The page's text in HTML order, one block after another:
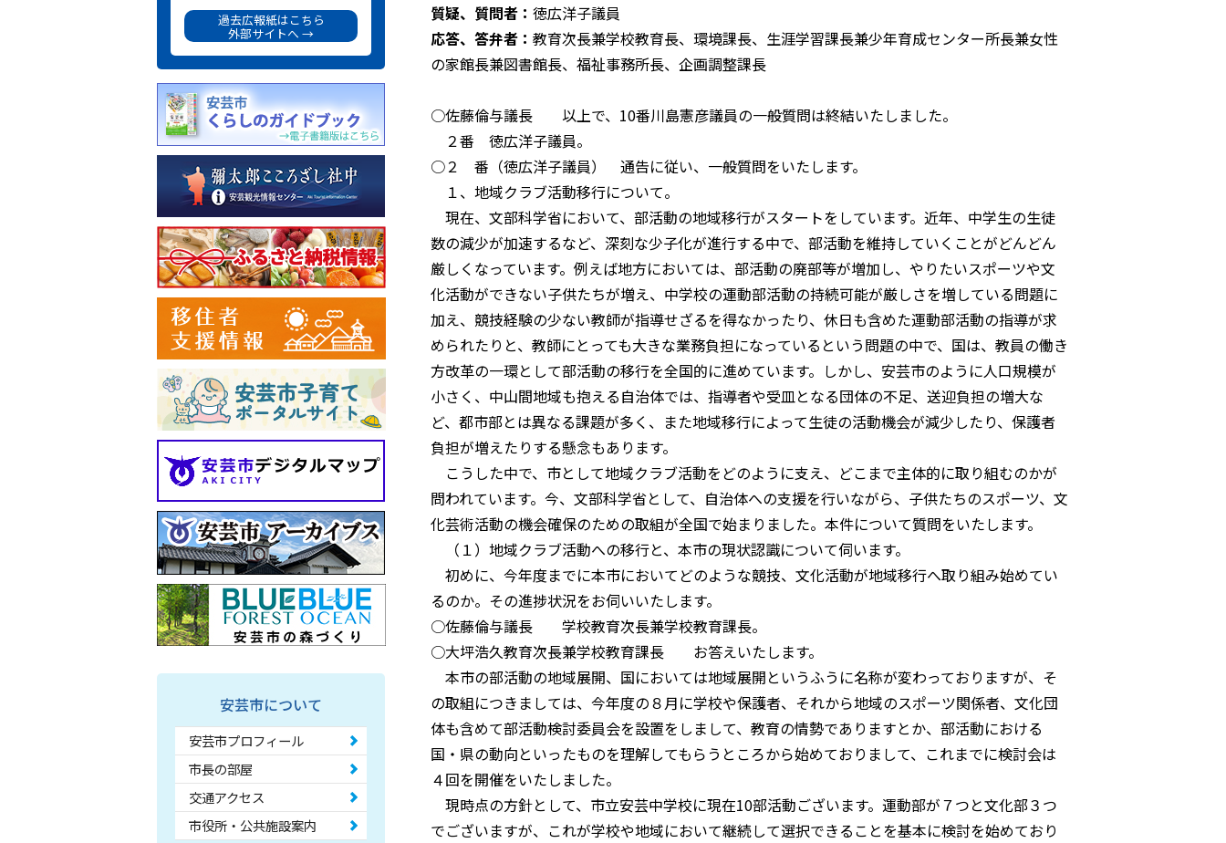
質疑、質問者： 徳広洋子議員
応答、答弁者： 教育次長兼学校教育長、環境課長、生涯学習課長兼少年育成センター所長兼女性
の家館長兼図書館長、福祉事務所長、企画調整課長
○佐藤倫与議長 以上で、10番川島憲彦議員の一般質問は終結いたしました。
２番 徳広洋子議員。
○２ 番（徳広洋子議員） 通告に従い、一般質問をいたします。
１、地域クラブ活動移行について。
現在、文部科学省において、部活動の地域移行がスタートをしています。近年、中学生の生徒
数の減少が加速するなど、深刻な少子化が進行する中で、部活動を維持していくことがどんどん
厳しくなっています。例えば地方においては、部活動の廃部等が増加し、やりたいスポーツや文
化活動ができない子供たちが増え、中学校の運動部活動の持続可能が厳しさを増している問題に
加え、競技経験の少ない教師が指導せざるを得なかったり、休日も含めた運動部活動の指導が求
められたりと、教師にとっても大きな業務負担になっているという問題の中で、国は、教員の働き
方改革の一環として部活動の移行を全国的に進めています。しかし、安芸市のように人口規模が
小さく、中山間地域も抱える自治体では、指導者や受皿となる団体の不足、送迎負担の増大な
ど、都市部とは異なる課題が多く、また地域移行によって生徒の活動機会が減少したり、保護者
負担が増えたりする懸念もあります。
こうした中で、市として地域クラブ活動をどのように支え、どこまで主体的に取り組むのかが
問われています。今、文部科学省として、自治体への支援を行いながら、子供たちのスポーツ、文
化芸術活動の機会確保のための取組が全国で始まりました。本件について質問をいたします。
（１）地域クラブ活動への移行と、本市の現状認識について伺います。
初めに、今年度までに本市においてどのような競技、文化活動が地域移行へ取り組み始めてい
るのか。その進捗状況をお伺いいたします。
○佐藤倫与議長 学校教育次長兼学校教育課長。
○大坪浩久教育次長兼学校教育課長 お答えいたします。
本市の部活動の地域展開、国においては地域展開というふうに名称が変わっておりますが、そ
の取組につきましては、今年度の８月に学校や保護者、それから地域のスポーツ関係者、文化団
体も含めて部活動検討委員会を設置をしまして、教育の情勢でありますとか、部活動における
国・県の動向といったものを理解してもらうところから始めておりまして、これまでに検討会は
４回を開催をいたしました。
現時点の方針として、市立安芸中学校に現在10部活動ございます。運動部が７つと文化部３つ
でございますが、これが学校や地域において継続して選択できることを基本に検討を始めており
過去広報紙はこちら
外部サイトへ →
安芸市について
安芸市プロフィール
市長の部屋
交通アクセス
市役所・公共施設案内